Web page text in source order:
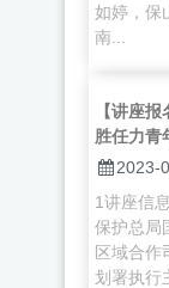
如婷，保
南...
【讲座
胜任力青
2023-
1讲座信
保护总局
区域合作
划署执行